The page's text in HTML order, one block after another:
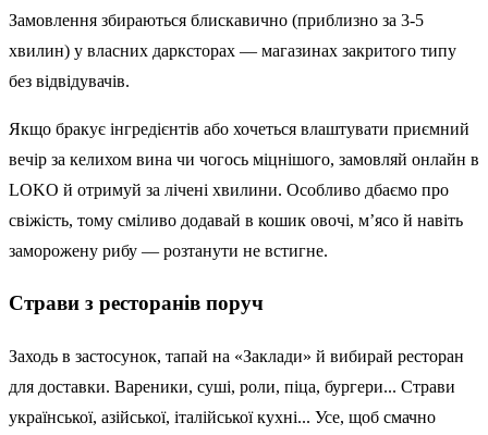
Замовлення збираються блискавично (приблизно за 3-5
хвилин) у власних дарксторах — магазинах закритого типу
без відвідувачів.
Якщо бракує інгредієнтів або хочеться влаштувати приємний
вечір за келихом вина чи чогось міцнішого, замовляй онлайн в
LOKO й отримуй за лічені хвилини. Особливо дбаємо про
свіжість, тому сміливо додавай в кошик овочі, м’ясо й навіть
заморожену рибу — розтанути не встигне.
Страви з ресторанів поруч
Заходь в застосунок, тапай на «Заклади» й вибирай ресторан
для доставки. Вареники, суші, роли, піца, бургери... Страви
української, азійської, італійської кухні... Усе, щоб смачно